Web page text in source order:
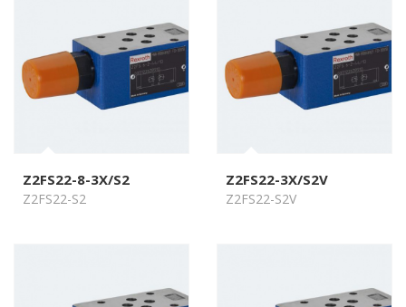
Z2FS22-8-3X/S2
Z2FS22-S2
Z2FS22-3X/S2V
Z2FS22-S2V